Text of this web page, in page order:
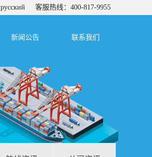
русский 客服热线：400-817-9955
新闻公告 联系我们